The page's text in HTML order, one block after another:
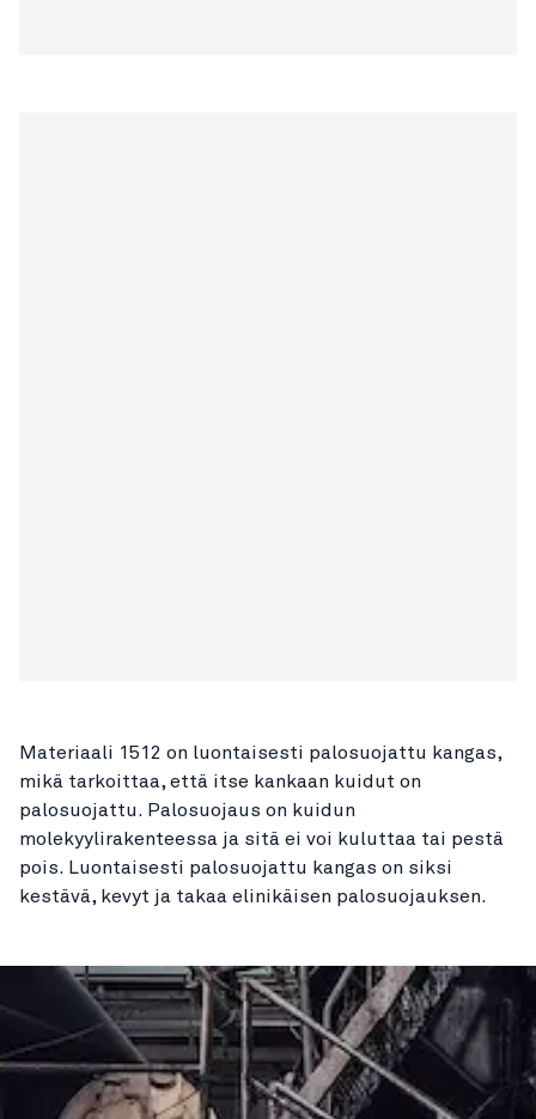
Materiaali 1512 on luontaisesti palosuojattu kangas,
mikä tarkoittaa, että itse kankaan kuidut on
palosuojattu. Palosuojaus on kuidun
molekyylirakenteessa ja sitä ei voi kuluttaa tai pestä
pois. Luontaisesti palosuojattu kangas on siksi
kestävä, kevyt ja takaa elinikäisen palosuojauksen.